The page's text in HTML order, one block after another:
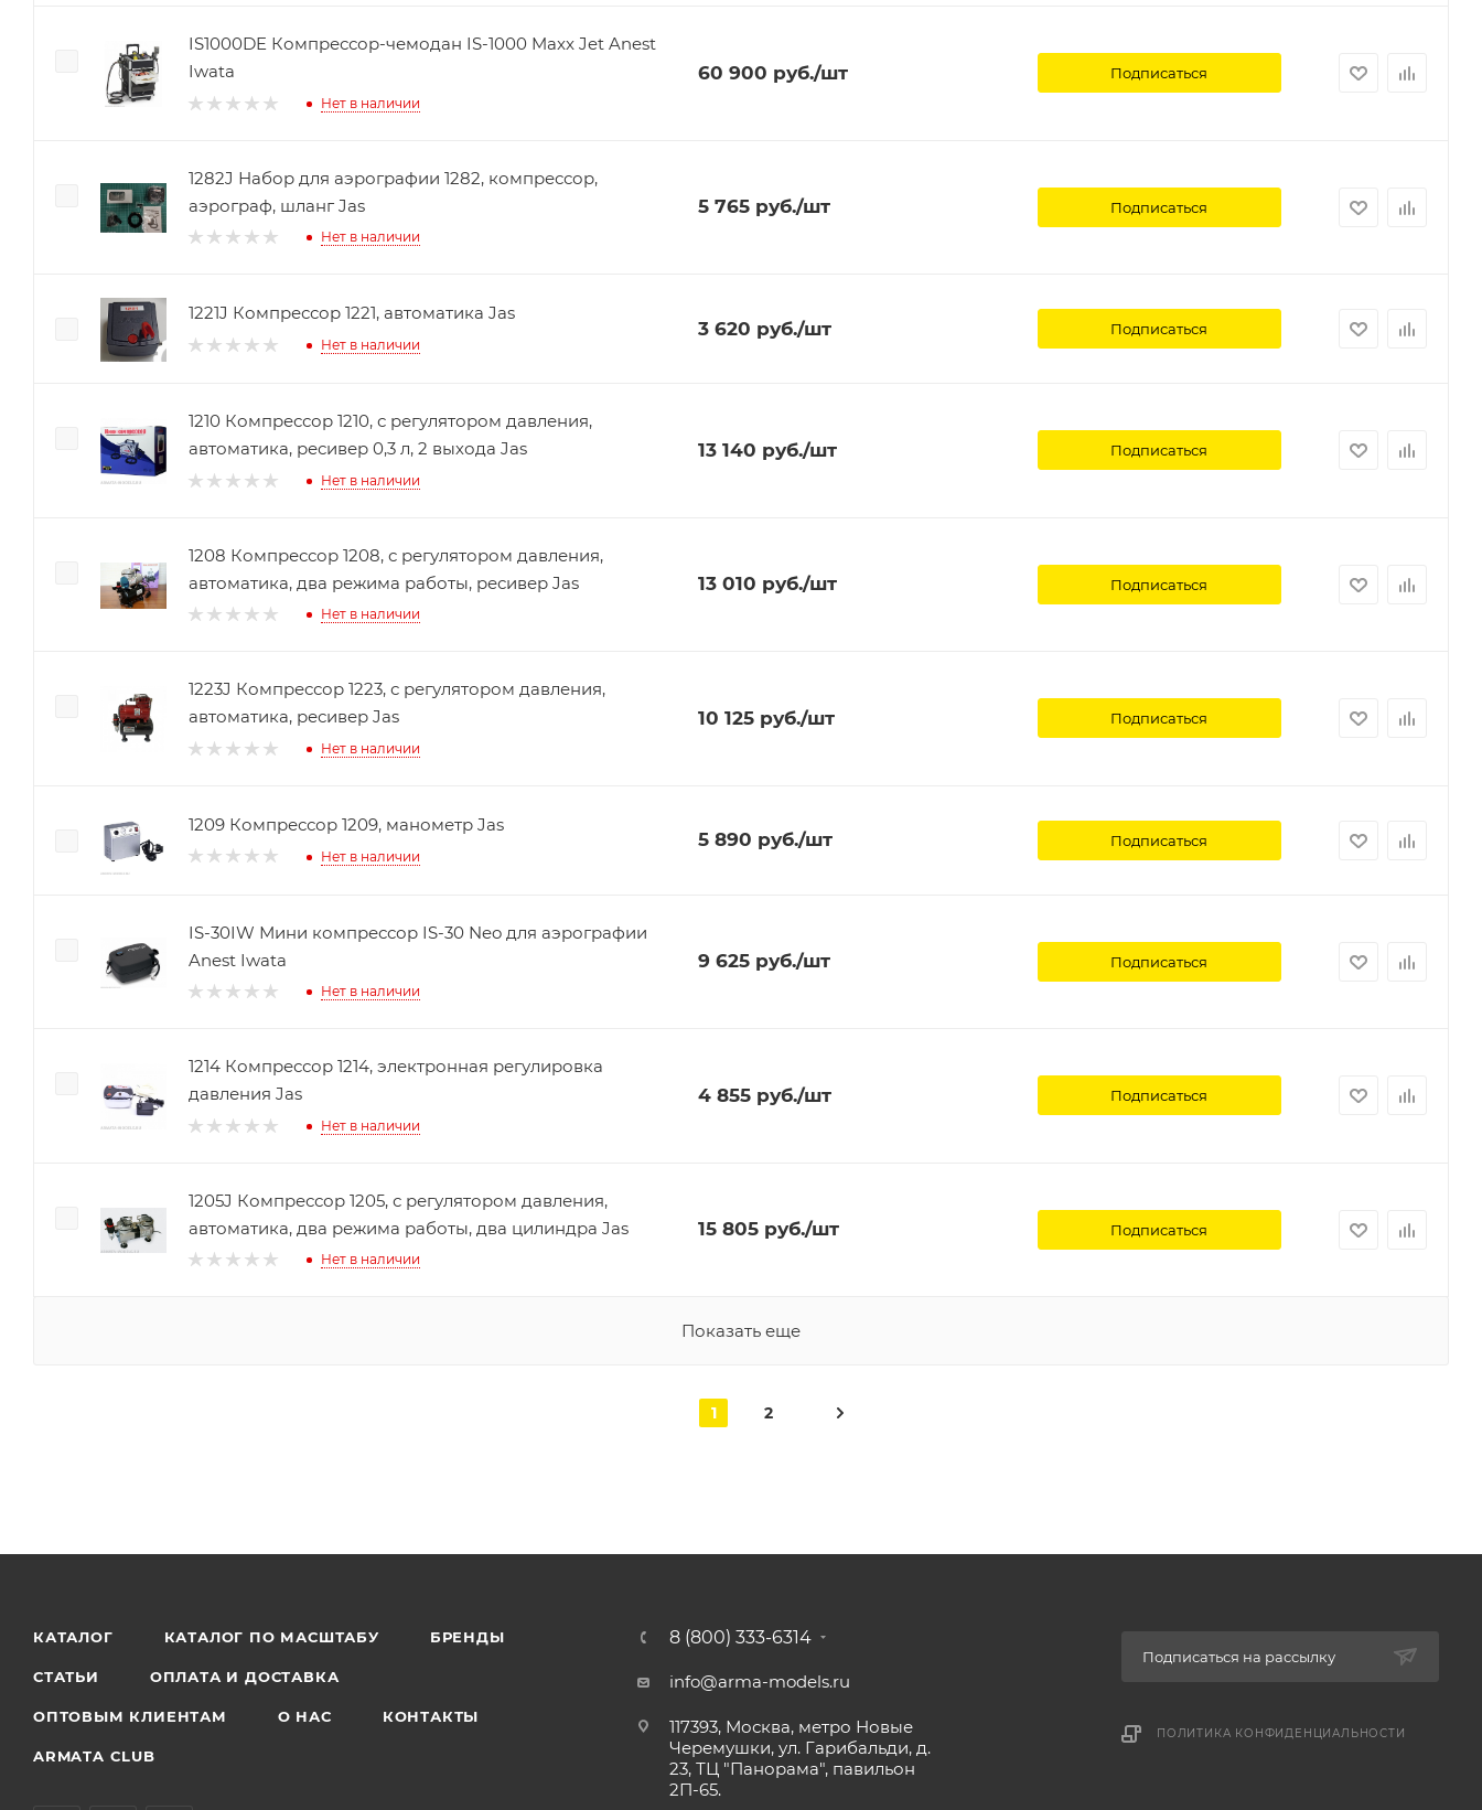
IS1000DE Компрессор-чемодан IS-1000 Maxx Jet Anest
Iwata
Нет в наличии
60 900 руб./шт Подписаться
1282J Набор для аэрографии 1282, компрессор,
аэрограф, шланг Jas
Нет в наличии
5 765руб./шт Подписаться
1221J Компрессор 1221, автоматика Jas
Нет в наличии
3 620 руб./шт Подписаться
1210 Компрессор 1210, с регулятором давления,
автоматика, ресивер 0,3 л, 2 выхода Jas
Нет в наличии
13 140 руб./шт Подписаться
1208 Компрессор 1208, с регулятором давления,
автоматика, два режима работы, ресивер Jas
Нет в наличии
13 010 руб./шт Подписаться
1223J Компрессор 1223, с регулятором давления,
автоматика, ресивер Jas
Нет в наличии
10 125руб./шт Подписаться
1209 Компрессор 1209, манометр Jas
Нет в наличии
5 890 руб./шт Подписаться
IS-30IW Мини компрессор IS-30 Neo для аэрографии
Anest Iwata
Нет в наличии
9 625руб./шт Подписаться
1214 Компрессор 1214, электронная регулировка
давления Jas
Нет в наличии
4 855руб./шт Подписаться
1205J Компрессор 1205, с регулятором давления,
автоматика, два режима работы, два цилиндра Jas
Нет в наличии
15 805руб./шт Подписаться
Показать еще
1 2
КАТАЛОГ КАТАЛОГ ПО МАСШТАБУ БРЕНДЫ
СТАТЬИ ОПЛАТА И ДОСТАВКА
ОПТОВЫМ КЛИЕНТАМ О НАС КОНТАКТЫ
ARMATA CLUB
8 (800) 333-6314
info@arma-models.ru
117393, Москва, метро Новые
Черемушки, ул. Гарибальди, д.
23, ТЦ "Панорама", павильон
2П-65.
Подписаться на рассылку
ПОЛИТИКА КОНФИДЕНЦИАЛЬНОСТИ